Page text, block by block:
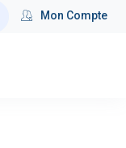
Mon Compte